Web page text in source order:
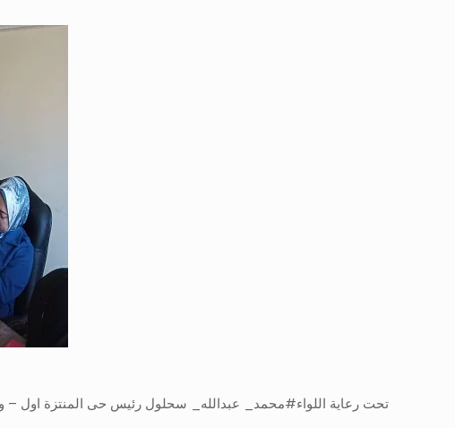
تحت رعاية اللواء#محمد_ عبدالله_ سحلول رئيس حى المنتزة اول –